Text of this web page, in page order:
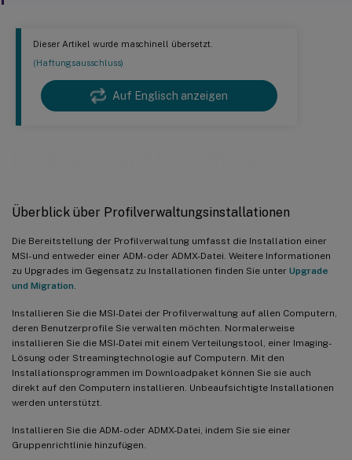
Dieser Artikel wurde maschinell übersetzt.
(Haftungsausschluss)
Auf Englisch anzeigen
Überblick über Profilverwaltungsinstallationen
Die Bereitstellung der Profilverwaltung umfasst die Installation einer
MSI- und entweder einer ADM- oder ADMX-Datei. Weitere Informationen
zu Upgrades im Gegensatz zu Installationen finden Sie unter Upgrade
und Migration
Installieren Sie die MSI-Datei der Profilverwaltung auf allen Computern,
deren Benutzerprofile Sie verwalten möchten. Normalerweise
installieren Sie die MSI-Datei mit einem Verteilungstool, einer Imaging-
Lösung oder Streamingtechnologie auf Computern. Mit den
Installationsprogrammen im Downloadpaket können Sie sie auch
direkt auf den Computern installieren. Unbeaufsichtigte Installationen
werden unterstützt.
Installieren Sie die ADM- oder ADMX-Datei, indem Sie sie einer
Gruppenrichtlinie hinzufügen.